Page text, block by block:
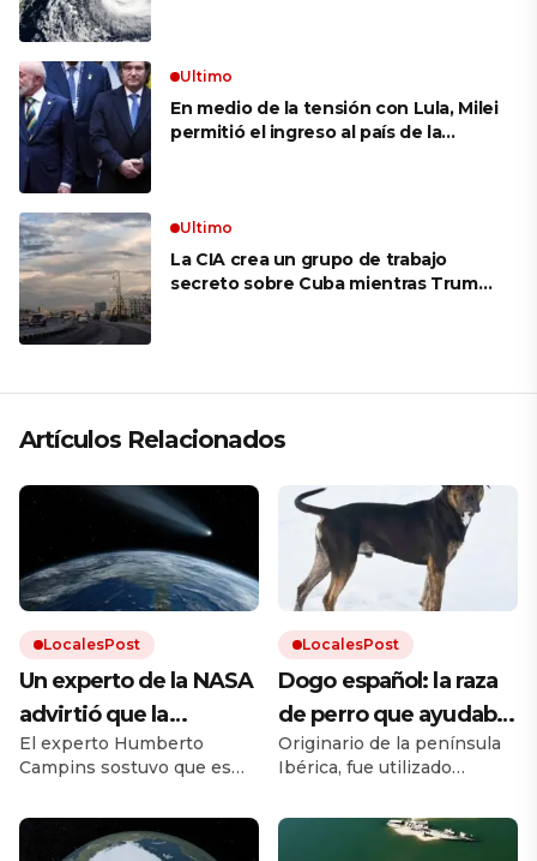
Ultimo
En medio de la tensión con Lula, Milei
permitió el ingreso al país de la
Ultimo
La CIA crea un grupo de trabajo
secreto sobre Cuba mientras Trump
Artículos Relacionados
LocalesPost
Un experto de la NASA
advirtió que la
humanidad debe
prepararse para el
impacto de un
asteroide: «Volverá a
El experto Humberto
Campins sostuvo que es
de defensa planetaria para
evitar un fenómeno como
LocalesPost
Dogo español: la raza
de perro que ayudaba
en los campos y que
está en proceso de
recuperación
Originario de la península
Ibérica, fue utilizado
de trabajo. Debido a los
cruces con otras razas y a la